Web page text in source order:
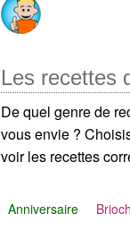
Les recettes
De quel genre de
vous envie ?
voir les recettes
Anniversaire